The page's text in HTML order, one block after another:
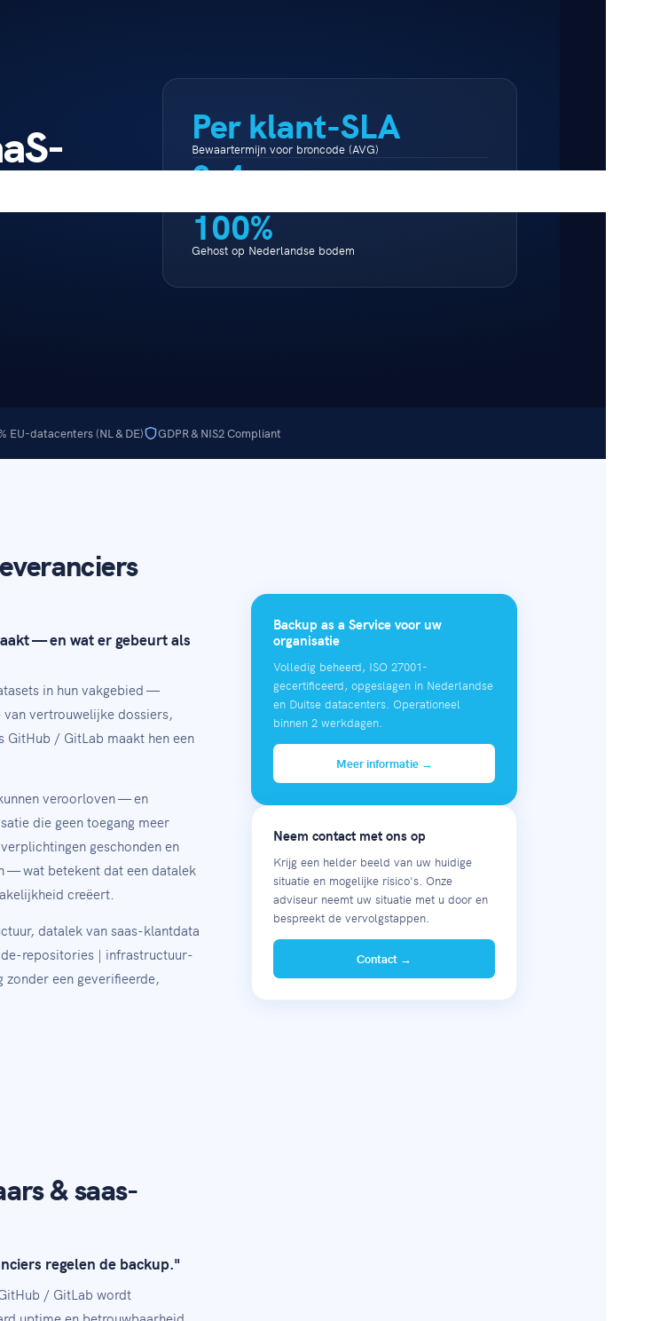
Per klant-SLA
Bewaartermijn voor broncode (AVG)
2-4 uur
100%
Gehost op Nederlandse bodem
EU-datacenters (NL & DE) GDPR & NIS2 Compliant
— en wat er gebeurt als
in hun vakgebied —
vertrouwelijke dossiers,
GitHub / GitLab maakt hen een
veroorloven — en
die geen toegang meer
geschonden en
— wat betekent dat een datalek
creëert.
datalek van saas-klantdata
repositories | infrastructuur-
een geverifieerde,
& saas-
regelen de backup."
/ GitLab wordt
Backup as a Service voor uw
organisatie
Volledig beheerd, ISO 27001-
gecertificeerd, opgeslagen in Nederlandse
en Duitse datacenters. Operationeel
binnen 2 werkdagen.
Meer informatie →
Neem contact met ons op
Krijg een helder beeld van uw huidige
situatie en mogelijke risico's. Onze
adviseur neemt uw situatie met u door en
bespreekt de vervolgstappen.
Contact →